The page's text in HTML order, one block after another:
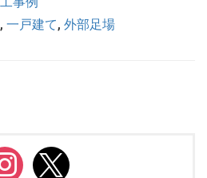
, 一戸建て, 外部足場
x